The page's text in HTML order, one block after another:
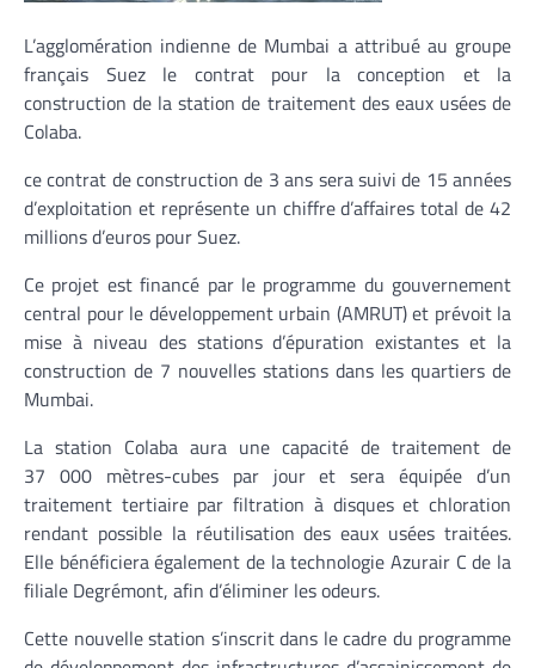
L’agglomération indienne de Mumbai a attribué au groupe
français Suez le contrat pour la conception et la
construction de la station de traitement des eaux usées de
Colaba.
ce contrat de construction de 3 ans sera suivi de 15 années
d’exploitation et représente un chiffre d’affaires total de 42
millions d’euros pour Suez.
Ce projet est financé par le programme du gouvernement
central pour le développement urbain (AMRUT) et prévoit la
mise à niveau des stations d’épuration existantes et la
construction de 7 nouvelles stations dans les quartiers de
Mumbai.
La station Colaba aura une capacité de traitement de
37 000 mètres-cubes par jour et sera équipée d’un
traitement tertiaire par filtration à disques et chloration
rendant possible la réutilisation des eaux usées traitées.
Elle bénéficiera également de la technologie Azurair C de la
filiale Degrémont, afin d’éliminer les odeurs.
Cette nouvelle station s’inscrit dans le cadre du programme